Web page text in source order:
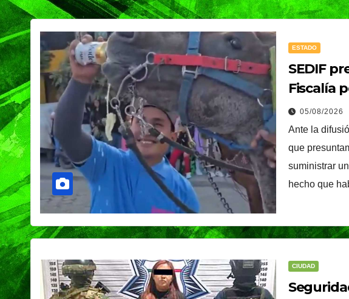
ESTADO
SEDIF
Fiscalía
maltrato
05/08/2026
Ante la
que
suministrar
hecho que
CIUDAD